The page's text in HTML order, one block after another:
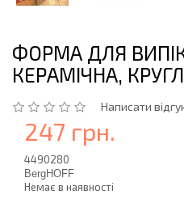
ФОРМА ДЛЯ
КЕРАМІЧНА,
Написати
247 грн.
4490280
BergHOFF
Немає в наявності